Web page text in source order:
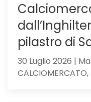
pilastro di
30 Luglio 2026 |